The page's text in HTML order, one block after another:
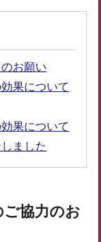
お願い
果について
果について
ました
ご協力のお